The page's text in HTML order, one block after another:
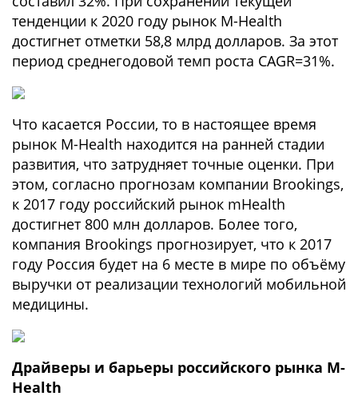
тенденции к 2020 году рынок M-Health
достигнет отметки 58,8 млрд долларов. За этот
период среднегодовой темп роста CAGR=31%.
Что касается России, то в настоящее время
рынок M-Health находится на ранней стадии
развития, что затрудняет точные оценки. При
этом, согласно прогнозам компании Brookings,
к 2017 году российский рынок mHealth
достигнет 800 млн долларов. Более того,
компания Brookings прогнозирует, что к 2017
году Россия будет на 6 месте в мире по объёму
выручки от реализации технологий мобильной
медицины.
Драйверы и барьеры российского рынка M-
Health